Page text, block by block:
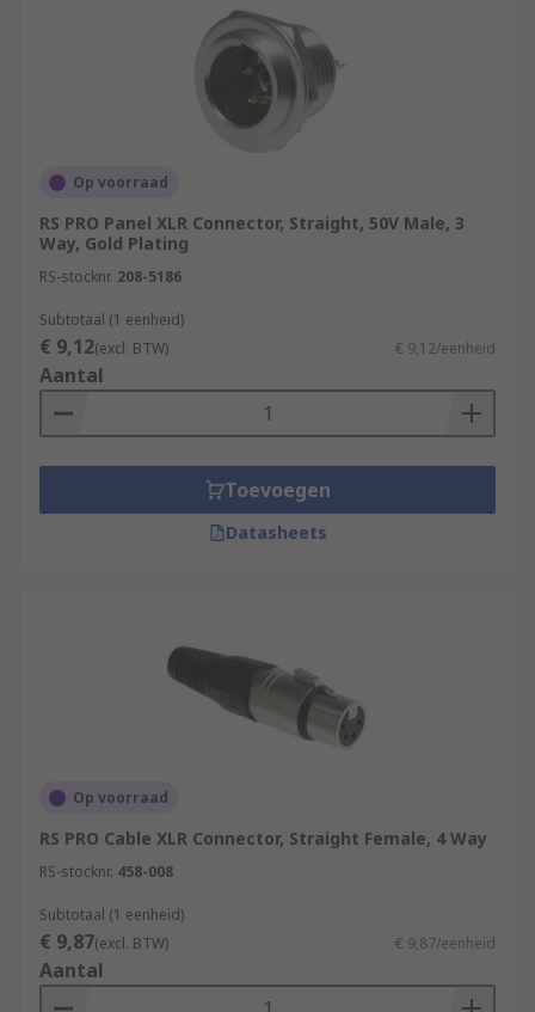
Op voorraad
RS PRO Panel XLR Connector, Straight, 50V Male, 3
Way, Gold Plating
RS-stocknr. 208-5186
Subtotaal (1 eenheid)
€ 9,12(excl. BTW) € 9,12/eenheid
Aantal
Toevoegen
Datasheets
Op voorraad
RS PRO Cable XLR Connector, Straight Female, 4 Way
RS-stocknr. 458-008
Subtotaal (1 eenheid)
€ 9,87(excl. BTW) € 9,87/eenheid
Aantal